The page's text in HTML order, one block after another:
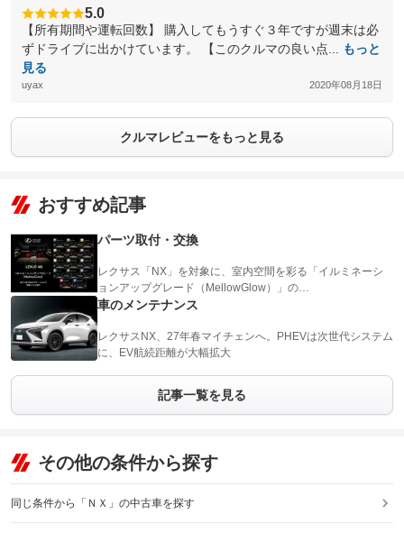
5.0
【所有期間や運転回数】 購入してもうすぐ３年ですが週末は必
ずドライブに出かけています。 【このクルマの良い点...
もっと
見る
uyax 2020年08月18日
クルマレビューをもっと見る
おすすめ記事
パーツ取付・交換
レクサス「NX」を対象に、室内空間を彩る「イルミネーシ
ョンアップグレード（MellowGlow）」の…
車のメンテナンス
レクサスNX、27年春マイチェンへ。PHEVは次世代システム
に、EV航続距離が大幅拡大
記事一覧を見る
その他の条件から探す
同じ条件から「ＮＸ」の中古車を探す